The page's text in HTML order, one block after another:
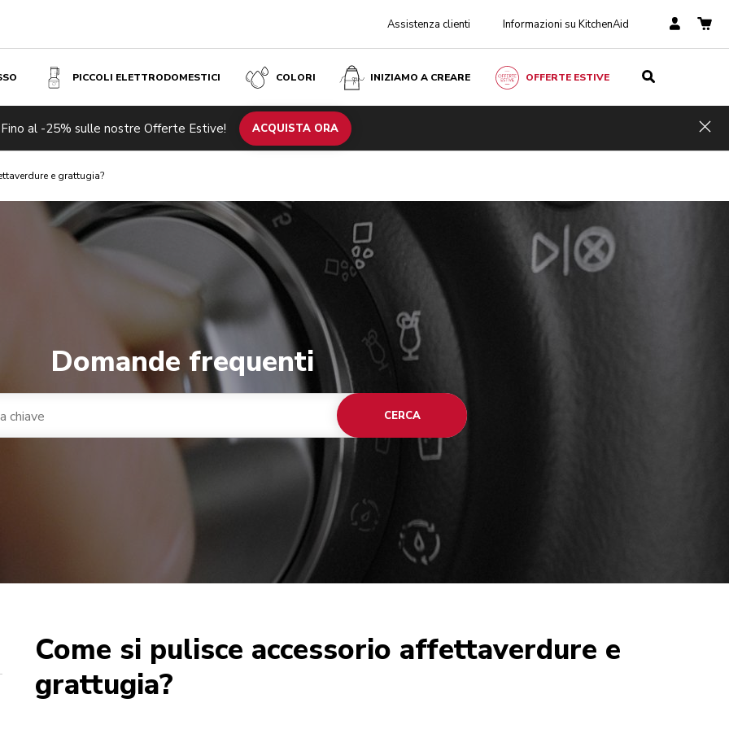
Assistenza clienti Informazioni su KitchenAid
PICCOLI ELETTRODOMESTICI COLORI INIZIAMO A CREARE OFFERTE ESTIVE
Fino al -25% sulle nostre Offerte Estive! ACQUISTA ORA
e grattugia?
Domande frequenti
CERCA
Come si pulisce accessorio affettaverdure e
grattugia?
integrato